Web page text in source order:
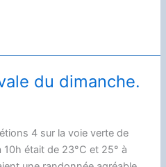
du dimanche.
4 sur la voie verte de
était de 23°C et 25° à